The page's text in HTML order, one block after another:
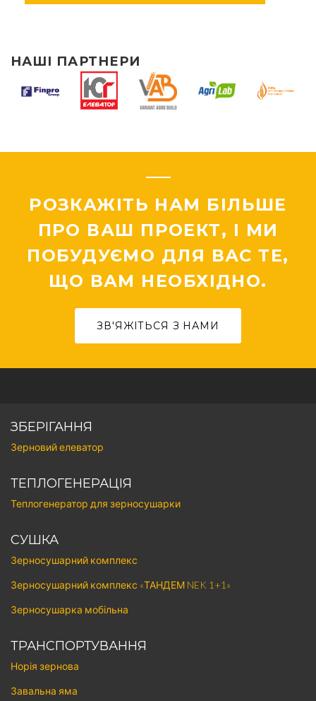
НАШІ ПАРТНЕРИ
РОЗКАЖІТЬ НАМ БІЛЬШЕ
ПРО ВАШ ПРОЕКТ, І МИ
ПОБУДУЄМО ДЛЯ ВАС ТЕ,
ЩО ВАМ НЕОБХІДНО.
ЗВ'ЯЖІТЬСЯ З НАМИ
ЗБЕРІГАННЯ
Зерновий елеватор
ТЕПЛОГЕНЕРАЦІЯ
Теплогенератор для зерносушарки
СУШКА
Зерносушарний комплекс
Зерносушарний комплекс «ТАНДЕМ NEK 1+1»
Зерносушарка мобільна
ТРАНСПОРТУВАННЯ
Норія зернова
Завальна яма